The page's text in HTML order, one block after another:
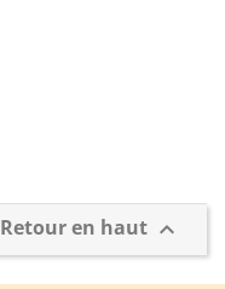
Retour en haut 